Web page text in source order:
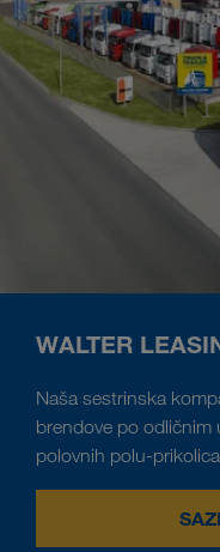
WALTER
Naša sestrinska
brendove po odličnim
polovnih polu-